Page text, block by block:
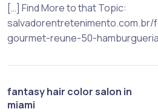
[…] Find More to that Topic:
gourmet-reune-50-
fantasy hair color salon in
miami